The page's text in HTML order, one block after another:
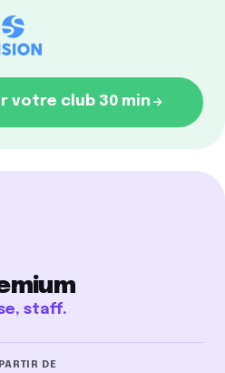
votre club 30 min
staff.
DE